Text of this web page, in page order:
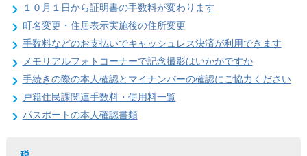
１０月１日から証明書の手数料が変わります
町名変更・住居表示実施後の住所変更
手数料などのお支払いでキャッシュレス決済が利用できます
メモリアルフォトコーナーで記念撮影はいかがですか
手続きの際の本人確認とマイナンバーの確認にご協力ください
戸籍住民課関連手数料・使用料一覧
パスポートの本人確認書類